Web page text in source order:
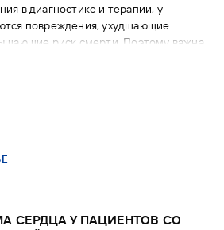
в диагностике и терапии, у
повреждения, ухудшающие
риск смерти. Поэтому важна
осложнений.
СЕРДЦА У ПАЦИЕНТОВ СО